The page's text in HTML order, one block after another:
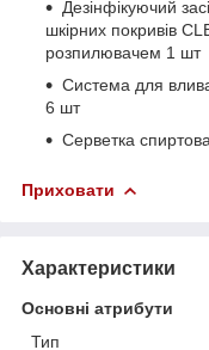
Дезінфікуючий
шкірних покривів
розпилювачем 1 шт
Система для
6 шт
Серветка
Приховати
Характеристики
Основні атрибути
Тип